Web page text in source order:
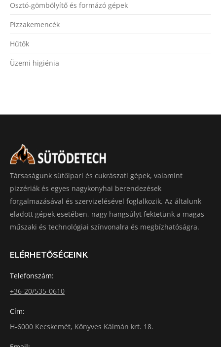
Osztó-gömbölyítő és formázó gépek
Pizzakemencék
Hűtők
Üzemi higiénia
Társaságunk sütőipari és cukrászati gépek, valamint
pizzériák és egyes nagykonyhai berendezések
forgalmazásával és szervizelésével foglalkozik. Az általunk
eladott gépek esetében, nagy hangsúlyt fektetünk a magas
műszaki és technológiai színvonalra és megbízhatóságra.
ELÉRHETŐSÉGEINK
Telefonszám:
+36-20/535-0610
Cím:
H-6000 Kecskemét, Könyves Kálmán krt. 18.